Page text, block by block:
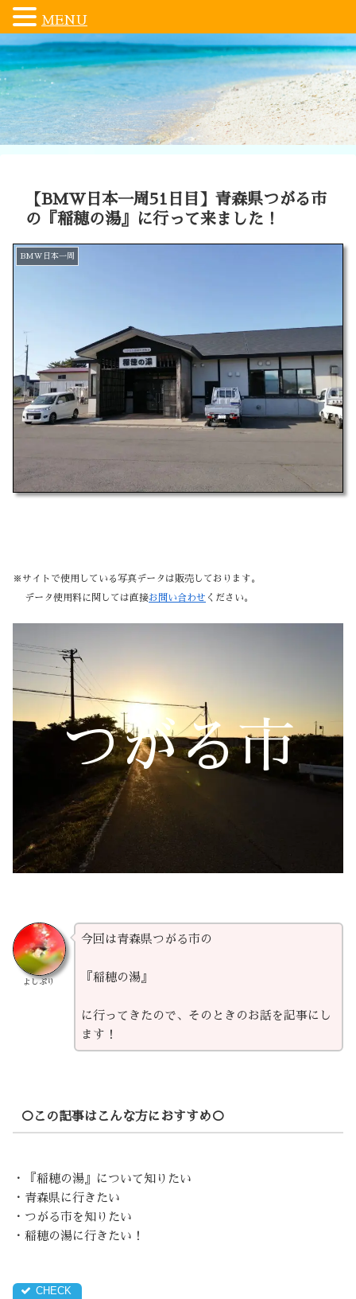
【BMW日本一周51日目】青森県つがる市
の『稲穂の湯』に行って来ました！
BMW日本一周
※サイトで使用している写真データは販売しております。
データ使用料に関しては直接お問い合わせ ください。
つがる市
よしぷり
今回は青森県つがる市の
『稲穂の湯』
に行ってきたので、そのときのお話を記事にし
ます！
○この記事はこんな方におすすめ○
・『稲穂の湯』について知りたい
・青森県に行きたい
・つがる市を知りたい
・稲穂の湯に行きたい！
MENU